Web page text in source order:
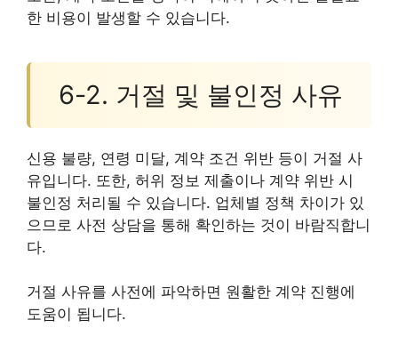
한 비용이 발생할 수 있습니다.
6-2. 거절 및 불인정 사유
신용 불량, 연령 미달, 계약 조건 위반 등이 거절 사
유입니다. 또한, 허위 정보 제출이나 계약 위반 시
불인정 처리될 수 있습니다. 업체별 정책 차이가 있
으므로 사전 상담을 통해 확인하는 것이 바람직합니
다.
거절 사유를 사전에 파악하면 원활한 계약 진행에
도움이 됩니다.